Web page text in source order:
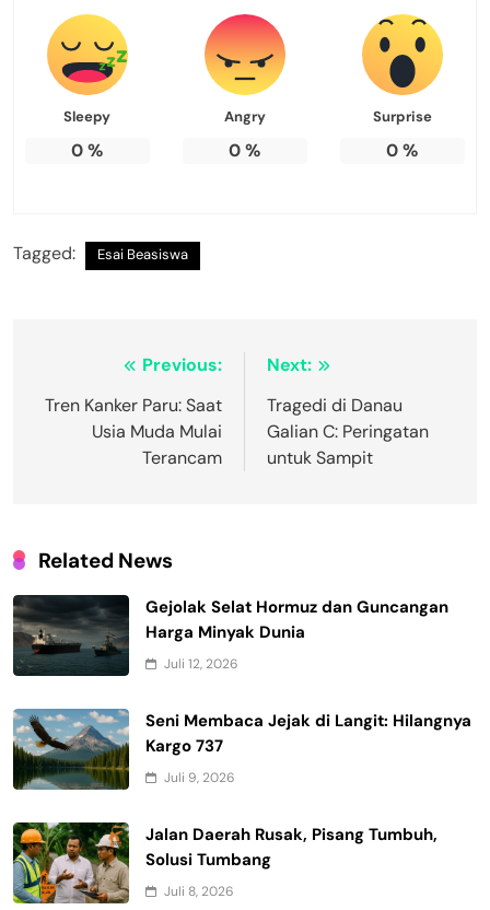
Sleepy
0%
Angry
0%
Surprise
0%
Tagged: Esai Beasiswa
Navigasi
pos
Previous:
Tren Kanker Paru: Saat
Usia Muda Mulai
Terancam
Next:
Tragedi di Danau
Galian C: Peringatan
untuk Sampit
Related News
Gejolak Selat Hormuz dan Guncangan
Harga Minyak Dunia
Juli 12, 2026
Seni Membaca Jejak di Langit: Hilangnya
Kargo 737
Juli 9, 2026
Jalan Daerah Rusak, Pisang Tumbuh,
Solusi Tumbang
Juli 8, 2026